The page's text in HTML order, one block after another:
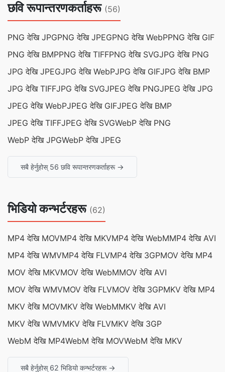
छवि रूपान्तरणकर्ताहरू (56)
PNG देखि JPGPNG देखि JPEGPNG देखि WebPPNG देखि GIF
PNG देखि BMPPNG देखि TIFFPNG देखि SVGJPG देखि PNG
JPG देखि JPEGJPG देखि WebPJPG देखि GIFJPG देखि BMP
JPG देखि TIFFJPG देखि SVGJPEG देखि PNGJPEG देखि JPG
JPEG देखि WebPJPEG देखि GIFJPEG देखि BMP
JPEG देखि TIFFJPEG देखि SVGWebP देखि PNG
WebP देखि JPGWebP देखि JPEG
सबै हेर्नुहोस् 56 छवि रूपान्तरणकर्ताहरू →
भिडियो कन्भर्टरहरू (62)
MP4 देखि MOVMP4 देखि MKVMP4 देखि WebMMP4 देखि AVI
MP4 देखि WMVMP4 देखि FLVMP4 देखि 3GPMOV देखि MP4
MOV देखि MKVMOV देखि WebMMOV देखि AVI
MOV देखि WMVMOV देखि FLVMOV देखि 3GPMKV देखि MP4
MKV देखि MOVMKV देखि WebMMKV देखि AVI
MKV देखि WMVMKV देखि FLVMKV देखि 3GP
WebM देखि MP4WebM देखि MOVWebM देखि MKV
सबै हेर्नुहोस् 62 भिडियो कन्भर्टरहरू →